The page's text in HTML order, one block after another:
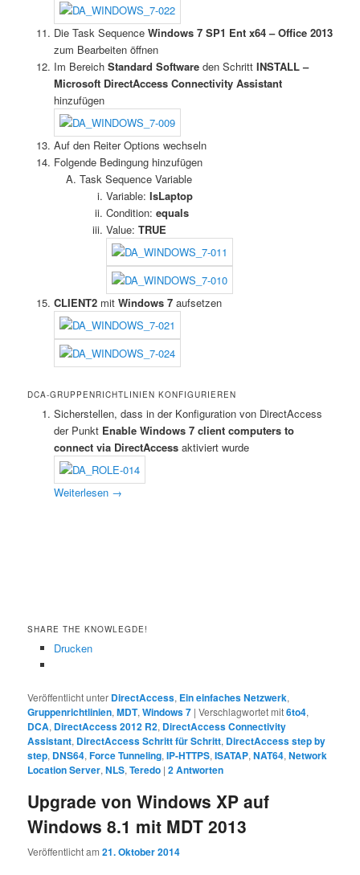
Die Task Sequence Windows 7 SP1 Ent x64 – Office 2013
zum Bearbeiten öffnen
Im Bereich Standard Softwareden Schritt INSTALL –
Microsoft DirectAccess Connectivity Assistant
hinzufügen
Auf den Reiter Options wechseln
Folgende Bedingung hinzufügen
Task Sequence Variable
Variable: IsLaptop
Condition: equals
Value: TRUE
CLIENT2mit Windows 7aufsetzen
DCA-GRUPPENRICHTLINIEN KONFIGURIEREN
Sicherstellen, dass in der Konfiguration von DirectAccess
der Punkt Enable Windows 7 client computers to
connect via DirectAccessaktiviert wurde
Weiterlesen →
SHARE THE KNOWLEGDE!
Drucken
Veröffentlicht unter DirectAccess, Ein einfaches Netzwerk,
Gruppenrichtlinien,MDT,Windows 7 |Verschlagwortet mit6to4,
DCA, DirectAccess 2012 R2, DirectAccess Connectivity
Assistant, DirectAccess Schritt für Schritt, DirectAccess step by
step, DNS64,Force Tunneling,IP-HTTPS,ISATAP,NAT64,Network
Location Server,NLS,Teredo |2Antworten
Upgrade von Windows XP auf
Windows 8.1 mit MDT 2013
Veröffentlicht am21. Oktober 2014